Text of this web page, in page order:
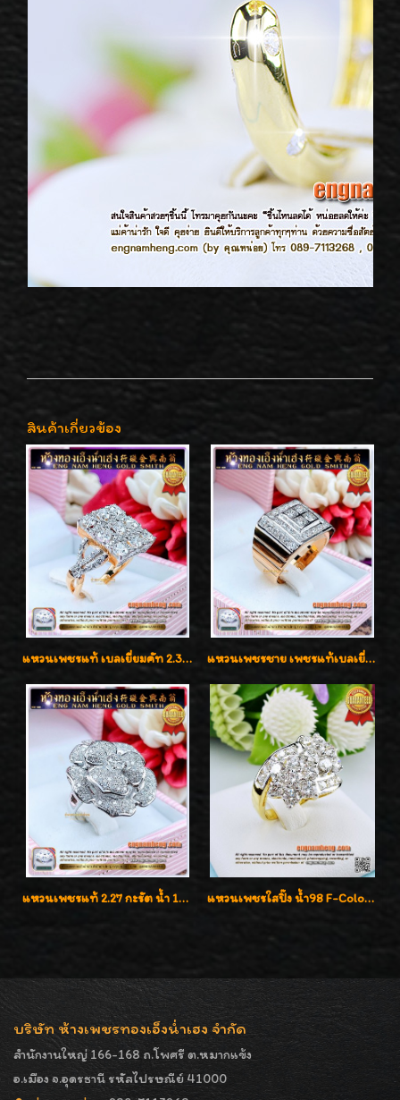
สินค้าเกี่ยวข้อง
แหวนเพชรแท้ เบลเยี่ยมคัท 2.39 กะรัต น้ำ 98 F-Color/VVS ดีไซน์หน้ากว้างหรูเต็มนิ้ว แหวนเพชรชาย เพชรแท้เบลเยี่ยมคัท น้ำ100% D-Color/VVS 2.46 กะรัต
แหวนเพชรแท้ 2.27 กะรัต น้ำ 100% เบลเยี่ยมคัท ลวดลายดอกกุหลาบหรู แหวนเพชรใสปิ๊ง น้ำ98 F-Color/VVS1 น้ำหนักเพชรรวม 2.56 กะรัต ใส่เต็มนิ้วเพชรเป็นน้ำเป็นเนื้อสวยมากๆค่ะ
บริษัท ห้างเพชรทองเอ็งน่ำเฮง จำกัด
สำนักงานใหญ่ 166-168 ถ.โพศรี ต.หมากแข้ง
อ.เมือง จ.อุดรธานี รหัสไปรษณีย์ 41000